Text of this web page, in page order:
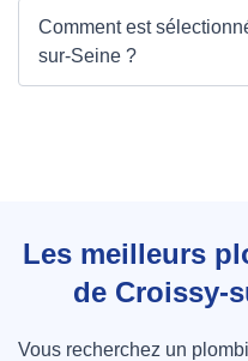
Comment est
sur-Seine ?
Les meilleurs
de Croissy-
Vous recherchez un